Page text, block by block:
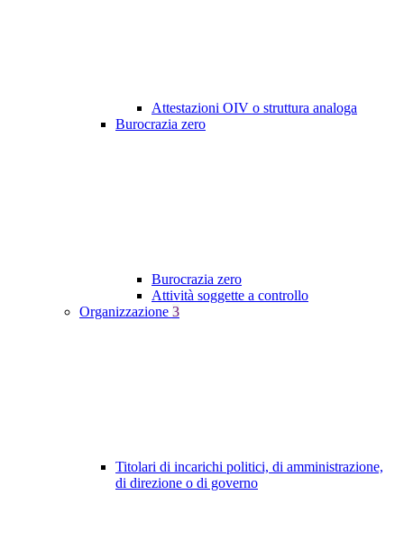
Attestazioni OIV o struttura analoga
Burocrazia zero
Burocrazia zero
Attività soggette a controllo
Organizzazione 3
Titolari di incarichi politici, di amministrazione,
di direzione o di governo